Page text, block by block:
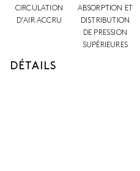
CIRCULATION
D'AIR ACCRU
ABSORPTION ET
DISTRIBUTION
DE PRESSION
SUPÉRIEURES
DÉTAILS